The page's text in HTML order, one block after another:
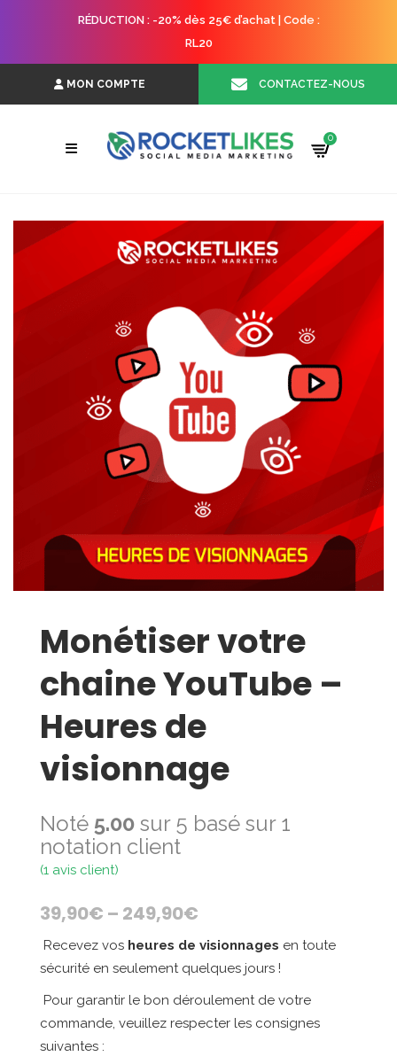
RÉDUCTION : -20% dès 25€ d’achat | Code :
RL20
MON COMPTE CONTACTEZ-NOUS
0
Monétiser votre
chaine YouTube –
Heures de
visionnage
Noté 5.00 sur 5 basé sur 1
notation client
(1 avis client)
39,90€ – 249,90€
Recevez vos heures de visionnages en toute
sécurité en seulement quelques jours !
Pour garantir le bon déroulement de votre
commande, veuillez respecter les consignes
suivantes :